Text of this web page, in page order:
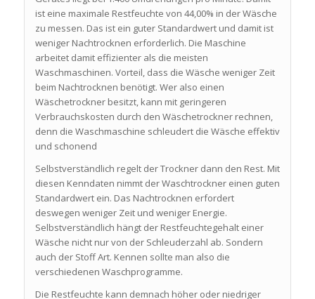
ist eine maximale Restfeuchte von 44,00% in der Wäsche
zu messen. Das ist ein guter Standardwert und damit ist
weniger Nachtrocknen erforderlich. Die Maschine
arbeitet damit effizienter als die meisten
Waschmaschinen. Vorteil, dass die Wäsche weniger Zeit
beim Nachtrocknen benötigt. Wer also einen
Wäschetrockner besitzt, kann mit geringeren
Verbrauchskosten durch den Wäschetrockner rechnen,
denn die Waschmaschine schleudert die Wäsche effektiv
und schonend
Selbstverständlich regelt der Trockner dann den Rest. Mit
diesen Kenndaten nimmt der Waschtrockner einen guten
Standardwert ein. Das Nachtrocknen erfordert
deswegen weniger Zeit und weniger Energie.
Selbstverständlich hängt der Restfeuchtegehalt einer
Wäsche nicht nur von der Schleuderzahl ab. Sondern
auch der Stoff Art. Kennen sollte man also die
verschiedenen Waschprogramme.
Die Restfeuchte kann demnach höher oder niedriger